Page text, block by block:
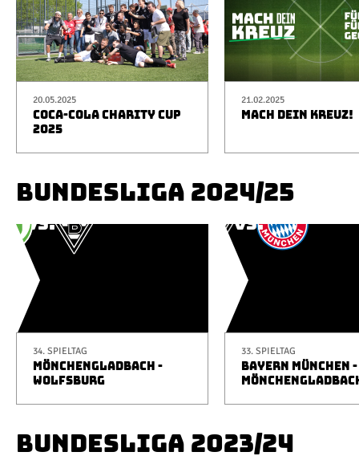
20.05.2025
COCA-COLA CHARITY CUP
2025
21.02.2025
MACH DEIN KREUZ!
BUNDESLIGA 2024/25
34. SPIELTAG
MÖNCHENGLADBACH -
WOLFSBURG
33. SPIELTAG
BAYERN MÜNCHEN -
BUNDESLIGA 2023/24